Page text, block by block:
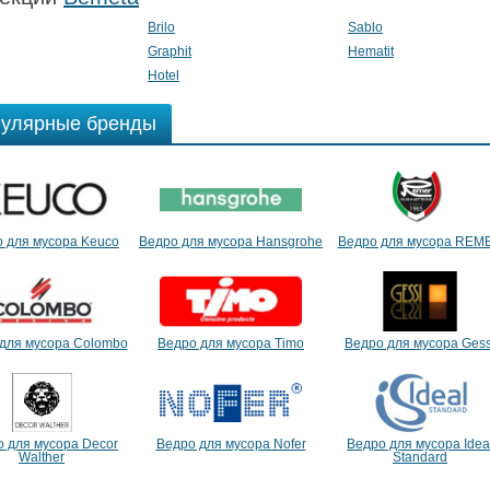
Brilo
Sablo
Graphit
Hematit
Hotel
бренды
для мусора Keuco Ведро для мусора Hansgrohe Ведро для мусора
мусора Colombo Ведро для мусора Timo Ведро для мусора
для мусора Decor
Walther
Ведро для мусора Nofer
Ведро для мусора
Standard